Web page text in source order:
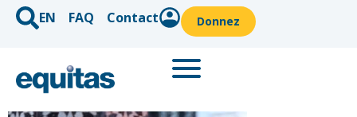
EN FAQ Contact Donnez